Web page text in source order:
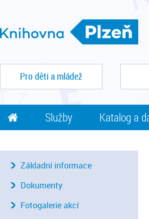
Pro děti a mládež
Služby Katalog a
Základní informace
Dokumenty
Fotogalerie akcí